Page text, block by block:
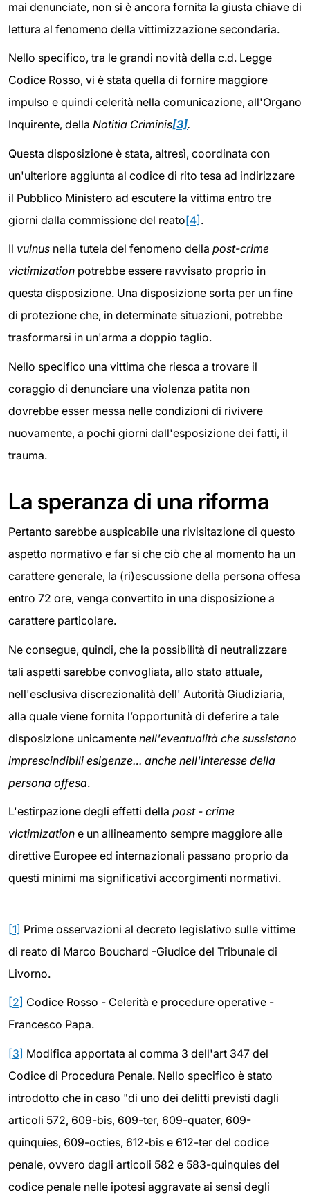
mai denunciate, non si è ancora fornita la giusta chiave di
lettura al fenomeno della vittimizzazione secondaria.
Nello specifico, tra le grandi novità della c.d. Legge
Codice Rosso, vi è stata quella di fornire maggiore
impulso e quindi celerità nella comunicazione, all'Organo
Inquirente, della Notitia Criminis[3].
Questa disposizione è stata, altresì, coordinata con
un'ulteriore aggiunta al codice di rito tesa ad indirizzare
il Pubblico Ministero ad escutere la vittima entro tre
giorni dalla commissione del reato[4].
Il vulnus nella tutela del fenomeno della post-crime
victimization potrebbe essere ravvisato proprio in
questa disposizione. Una disposizione sorta per un fine
di protezione che, in determinate situazioni, potrebbe
trasformarsi in un'arma a doppio taglio.
Nello specifico una vittima che riesca a trovare il
coraggio di denunciare una violenza patita non
dovrebbe esser messa nelle condizioni di rivivere
nuovamente, a pochi giorni dall'esposizione dei fatti, il
trauma.
La speranza di una riforma
Pertanto sarebbe auspicabile una rivisitazione di questo
aspetto normativo e far si che ciò che al momento ha un
carattere generale, la (ri)escussione della persona offesa
entro 72 ore, venga convertito in una disposizione a
carattere particolare.
Ne consegue, quindi, che la possibilità di neutralizzare
tali aspetti sarebbe convogliata, allo stato attuale,
nell'esclusiva discrezionalità dell' Autorità Giudiziaria,
alla quale viene fornita l’opportunità di deferire a tale
disposizione unicamente nell'eventualità che sussistano
imprescindibili esigenze… anche nell'interesse della
persona offesa.
L'estirpazione degli effetti della post - crime
victimization e un allineamento sempre maggiore alle
direttive Europee ed internazionali passano proprio da
questi minimi ma significativi accorgimenti normativi.
[1] Prime osservazioni al decreto legislativo sulle vittime
di reato di Marco Bouchard -Giudice del Tribunale di
Livorno.
[2] Codice Rosso - Celerità e procedure operative -
Francesco Papa.
[3] Modifica apportata al comma 3 dell'art 347 del
Codice di Procedura Penale. Nello specifico è stato
introdotto che in caso "di uno dei delitti previsti dagli
articoli 572, 609-bis, 609-ter, 609-quater, 609-
quinquies, 609-octies, 612-bis e 612-ter del codice
penale, ovvero dagli articoli 582 e 583-quinquies del
codice penale nelle ipotesi aggravate ai sensi degli